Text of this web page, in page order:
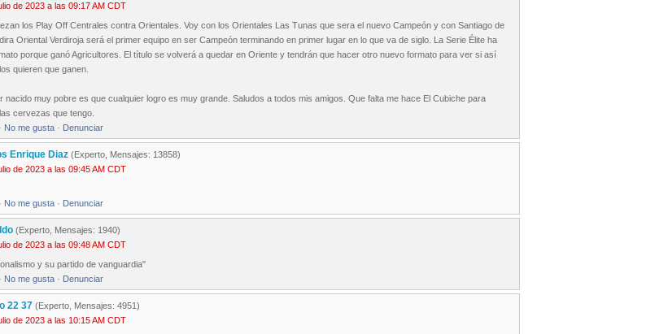
de 2023 a las 09:17 AM CDT
los Play Off Centrales contra Orientales. Voy con los Orientales Las Tunas que sera el nuevo Campeón y con Santiago de
Oriental Verdiroja será el primer equipo en ser Campeón terminando en primer lugar en lo que va de siglo. La Serie Élite ha
porque ganó Agricultores. El título se volverá a quedar en Oriente y tendrán que hacer otro nuevo formato para ver si así
quieren que ganen.
nacido muy pobre es que cualquier logro es muy grande. Saludos a todos mis amigos. Que falta me hace El Cubiche para
cervezas que tengo.
· No me gusta · Denunciar
Enrique Diaz (Experto, Mensajes: 13858)
de 2023 a las 09:45 AM CDT
· No me gusta · Denunciar
(Experto, Mensajes: 1940)
de 2023 a las 09:48 AM CDT
y su partido de vanguardia"
· No me gusta · Denunciar
22 37 (Experto, Mensajes: 4951)
de 2023 a las 10:15 AM CDT